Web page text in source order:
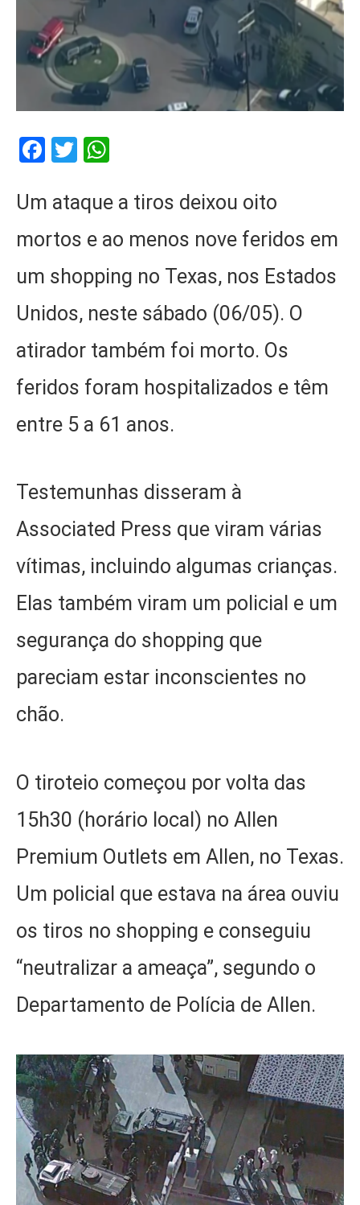
Facebook
Twitter
Um ataque a tiros deixou oito
mortos e ao menos nove feridos em
um shopping no Texas, nos Estados
Unidos, neste sábado (06/05). O
atirador também foi morto. Os
feridos foram hospitalizados e têm
entre 5 a 61 anos.
Testemunhas disseram à
Associated Press que viram várias
vítimas, incluindo algumas crianças.
Elas também viram um policial e um
segurança do shopping que
pareciam estar inconscientes no
chão.
O tiroteio começou por volta das
15h30 (horário local) no Allen
Premium Outlets em Allen, no Texas.
Um policial que estava na área ouviu
os tiros no shopping e conseguiu
“neutralizar a ameaça”, segundo o
Departamento de Polícia de Allen.